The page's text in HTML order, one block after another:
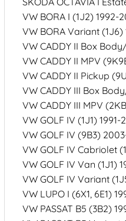
VW BORA I (1J2) 1992-
VW BORA Variant (1J6)
VW CADDY II Box
VW CADDY II MPV
VW CADDY II Pickup
VW CADDY III Box
VW CADDY III MPV
VW GOLF IV (1J1) 1991-
VW GOLF IV (9B3)
VW GOLF IV Cabriolet
VW GOLF IV Van (1J1)
VW GOLF IV Variant
VW LUPO I (6X1, 6E1)
VW PASSAT B5 (3B2)